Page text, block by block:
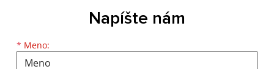
Napíšte nám
* Meno:
Meno
Priezvisko
E-mailová adresa